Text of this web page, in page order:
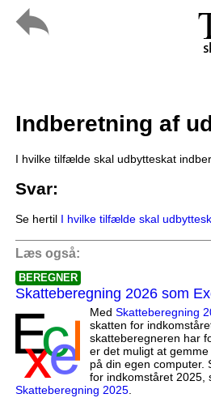
Indberetning af
I hvilke tilfælde skal udbytteskat
Svar:
Se hertil I hvilke tilfælde skal
Læs også:
BEREGNER
Skatteberegning 2026 som
Med Skatteberegning
skatten for
skatteberegneren har
er det muligt at
på din egen computer.
for indkomståret 2025,
Skatteberegning 2025.